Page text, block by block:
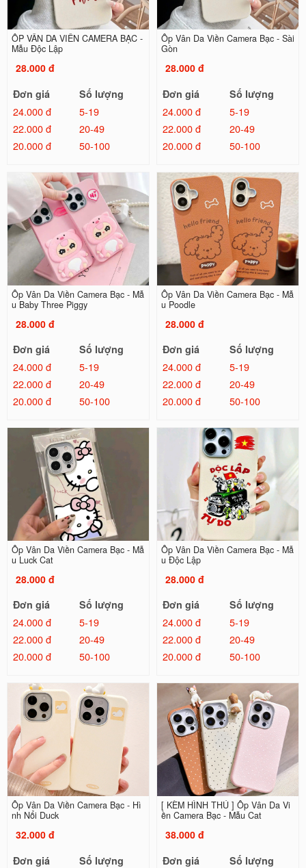
ỐP VÂN DA VIỀN CAMERA BẠC -
Mẫu Độc Lập
28.000 đ
Đơn giá
Số lượng
24.000 đ
5-19
22.000 đ
20-49
20.000 đ
50-100
Ốp Vân Da Viền Camera Bạc - Sài
Gòn
28.000 đ
Đơn giá
Số lượng
24.000 đ
5-19
22.000 đ
20-49
20.000 đ
50-100
Ốp Vân Da Viền Camera Bạc - Mẫ
u Baby Three Piggy
28.000 đ
Đơn giá
Số lượng
24.000 đ
5-19
22.000 đ
20-49
20.000 đ
50-100
Ốp Vân Da Viền Camera Bạc - Mẫ
u Poodle
28.000 đ
Đơn giá
Số lượng
24.000 đ
5-19
22.000 đ
20-49
20.000 đ
50-100
Ốp Vân Da Viền Camera Bạc - Mẫ
u Luck Cat
28.000 đ
Đơn giá
Số lượng
24.000 đ
5-19
22.000 đ
20-49
20.000 đ
50-100
Ốp Vân Da Viền Camera Bạc - Mẫ
u Độc Lập
28.000 đ
Đơn giá
Số lượng
24.000 đ
5-19
22.000 đ
20-49
20.000 đ
50-100
Ốp Vân Da Viền Camera Bạc - Hì
nh Nổi Duck
32.000 đ
Đơn giá
Số lượng
[ KÈM HÌNH THÚ ] Ốp Vân Da Vi
ền Camera Bạc - Mẫu Cat
38.000 đ
Đơn giá
Số lượng